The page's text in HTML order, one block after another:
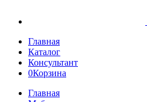
Главная
Каталог
Консультант
0Корзина
Главная